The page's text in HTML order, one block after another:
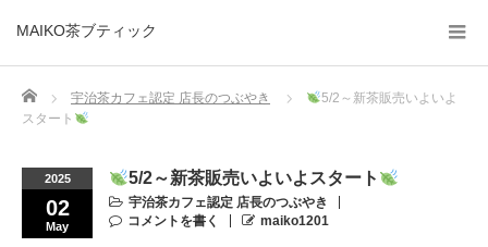
MAIKO茶ブティック
Home 宇治茶カフェ認定 店長のつぶやき
5/2～新茶販売いよいよ
スタート
2025
02
May
5/2～新茶販売いよいよスタート
宇治茶カフェ認定 店長のつぶやき
コメントを書く
maiko1201